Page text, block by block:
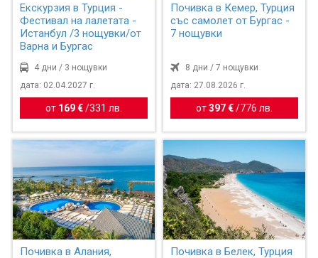
Екскурзия в Турция -
Фестивал на лалетата -
Истанбул /3 нощувки/от
Варна и Бургас
4 дни / 3 нощувки
дата: 02.04.2027 г.
от 169 € /331 лв.
Почивка в Кемер, Турция
със самолет от Бургас -
7 нощувки
8 дни / 7 нощувки
дата: 27.08.2026 г.
от397 €/ 776 лв.
Почивка в Алания, Почивка в Белек, Турция